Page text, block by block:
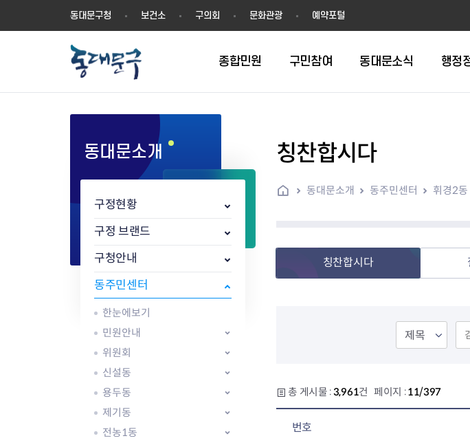
동대문구청 보건소 구의회 문화관광 예약포털
종합민원
민원실안내
온라인번호표 발급(대기현황)
무인민원발급기
민원편의시책 및 제도
가족관계등록 제신고 후속절차
원스톱 통합안내
행정서비스헌장
어디서나민원
세무
건설관리
건축
대형폐기물신청
청년 행정체험
구민참여
온라인접수
온라인접수내역
설문조사
추진현황
자주묻는질문
새소식
동대문소식
구정소식
보도자료
포토구정
고시공고
입법예고
문화행사
강좌교육
채용공고
유관기관소식
공모사업 알림방
동대문구소식지
실버 소식지
출산‧양육‧다자녀지원 안내
행정
주요업무계획(2024년~)
주요업무계획(~2023년)
비전 2026
동대문구청장직 인수위원회 백
월중주요행사
정책실명제
수상현황
월별행사달력
예산일반현황
주민참여예산제도
지방재정공시
예산낭비신고
행정정보 사전
결재문서 공개
업무추진비 공
지출집행내역
공유재산 정보
조직운영 핵심지
공공데이터개방
역사
상징물
기본현황
행정구역
꽃의 도시
Walking City
상징말(BI)
도시브랜드
청사안내
교육소식
교육프로그램
정보화교육
여성복지관
평생학습관
교육지원센터
구민 아카데미 신청
민방위
원어민 화상영어
동국 천문대
교육경비보조금 지원
일자리소식
일자리센터
직업소개사업
DDM 청년창업
관련링크
청년정책 문자
동대문소개
구정현황
구정 브랜드
구청안내
동주민센터
한눈에보기
민원안내
위원회
신설동
용두동
제기동
전농1동
칭찬합시다
홈 동대문소개 동주민센터 휘경2동
칭찬합시다
총 게시물 :3,961건 페이지 :11/397
번호